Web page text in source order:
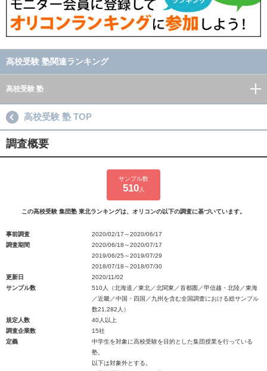
高校受験 塾関連ランキング
高校受験 塾
高校受験 塾 TOP
調査概要
サンプル数
510人
この高校受験 集団塾 東北ランキングは、オリコンの以下の調査に基づいています。
事前調査
2020/02/17～2020/06/17
調査期間
2020/06/18～2020/07/17
2019/06/25～2019/07/29
2018/07/18～2018/07/30
更新日
2020/11/02
サンプル数
510人（北海道／東北／北関東／首都圏／甲信越・北陸／東海
／近畿／中国・四国／九州を含む全国調査における総サンプル
数21,282人）
規定人数
40人以上
調査企業数
15社
定義
中学生を対象に高校受験を目的とした集団授業を行っている
塾。
以下は対象外とする。